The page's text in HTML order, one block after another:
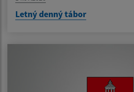
Letný denný tábor